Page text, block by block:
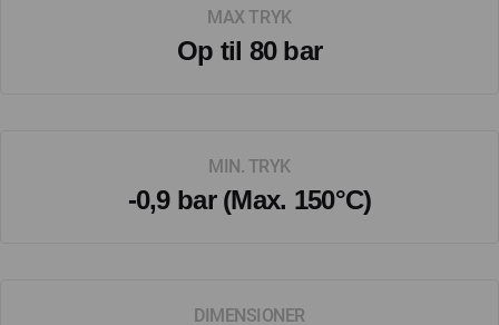
MAX TRYK
Op til 80 bar
MIN. TRYK
-0,9 bar (Max. 150°C)
DIMENSIONER